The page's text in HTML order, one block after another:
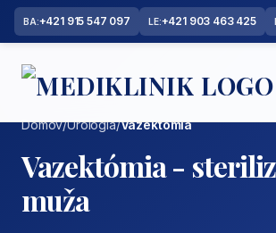
BA:+421 915 547 097 LE:+421 903 463 425
Domov/Urológia/Vazektómia
Vazektómia -
muža